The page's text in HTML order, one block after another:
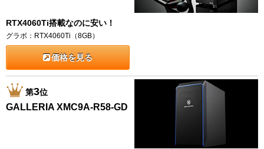
RTX4060Ti搭載なのに安い！
グラボ：RTX4060Ti（8GB）
価格を見る
第3位
GALLERIA XMC9A-R58-GD